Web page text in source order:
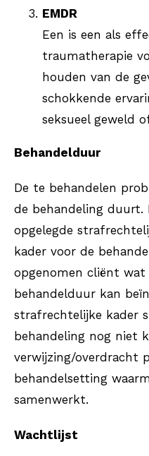
EMDR
Een is een als
traumatherapie
houden van de
schokkende
seksueel geweld
Behandelduur
De te behandelen
de behandeling duurt.
opgelegde
kader voor de
opgenomen cliënt wat
behandelduur kan
strafrechtelijke kader
behandeling nog niet
verwijzing/overdracht
behandelsetting
samenwerkt.
Wachtlijst